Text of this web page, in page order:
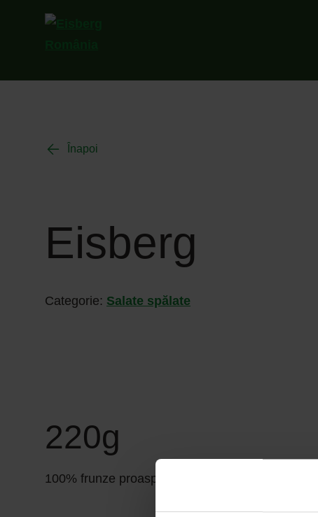
Înapoi
Eisberg
Categorie: Salate spălate
220g
100% frunze proaspete, spălate și tăiate de